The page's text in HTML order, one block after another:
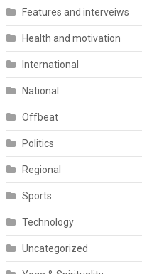
Features and interveiws
Health and motivation
International
National
Offbeat
Politics
Regional
Sports
Technology
Uncategorized